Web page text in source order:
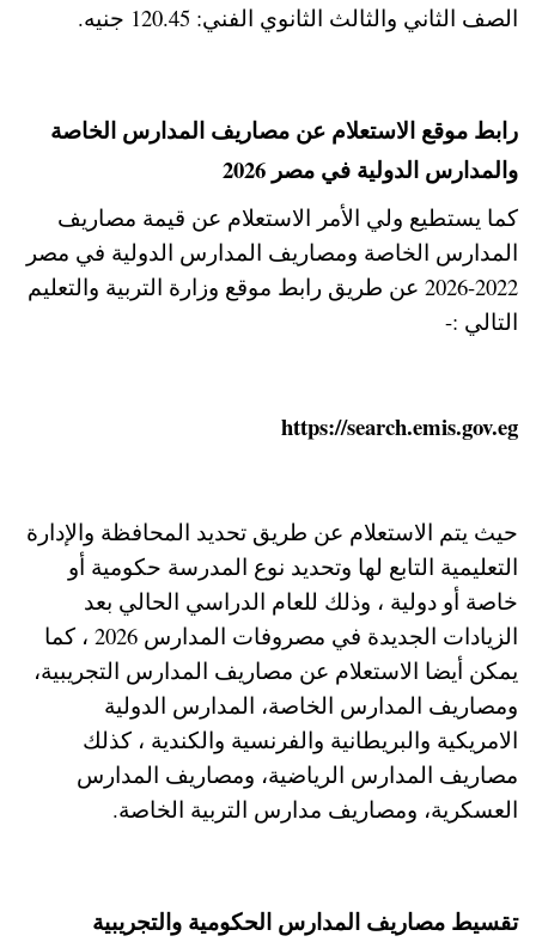
الصف الثاني والثالث الثانوي الفني: 120.45 جنيه.
رابط موقع الاستعلام عن مصاريف المدارس الخاصة
والمدارس الدولية في مصر 2026
كما يستطيع ولي الأمر الاستعلام عن قيمة مصاريف
المدارس الخاصة ومصاريف المدارس الدولية في مصر
2022-2026 عن طريق رابط موقع وزارة التربية والتعليم
التالي :-
https://search.emis.gov.eg
حيث يتم الاستعلام عن طريق تحديد المحافظة والإدارة
التعليمية التابع لها وتحديد نوع المدرسة حكومية أو
خاصة أو دولية ، وذلك للعام الدراسي الحالي بعد
الزيادات الجديدة في مصروفات المدارس 2026 ، كما
يمكن أيضا الاستعلام عن مصاريف المدارس التجريبية،
ومصاريف المدارس الخاصة، المدارس الدولية
الامريكية والبريطانية والفرنسية والكندية ، كذلك
مصاريف المدارس الرياضية، ومصاريف المدارس
العسكرية، ومصاريف مدارس التربية الخاصة.
تقسيط مصاريف المدارس الحكومية والتجريبية